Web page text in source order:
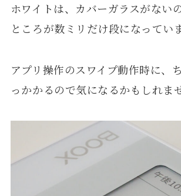
ホワイトは、カバーガラスがない
ところが数ミリだけ段になっていま
アプリ操作のスワイプ動作時に、
っかかるので気になるかもしれま